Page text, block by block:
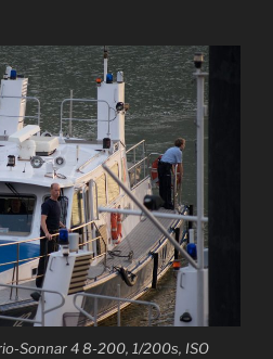
Sonnar 4 8-200, 1/200s, ISO